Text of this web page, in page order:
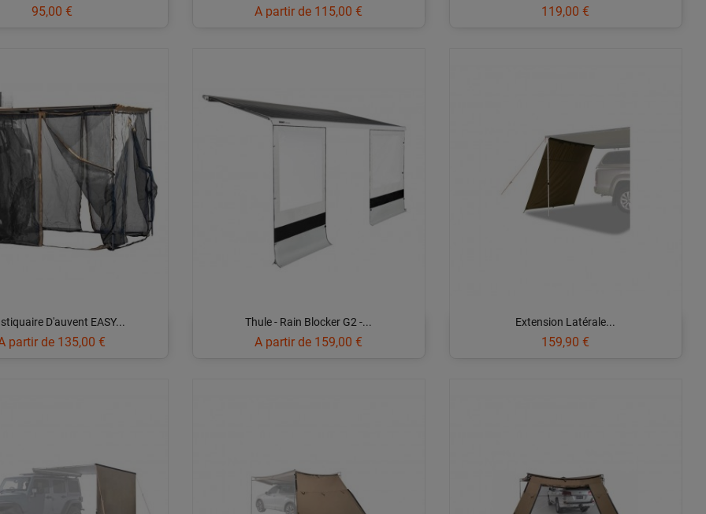
Prix
95,00 € A partir de Prix
115,00 € Prix
119,00 €
D'auvent EASY...
partir de Prix
135,00 €
Thule - Rain Blocker G2 -...
A partir de Prix
159,00 €
Extension Latérale...
Prix
159,90 €